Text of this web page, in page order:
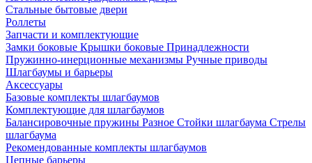
Стальные бытовые двери
Роллеты
Запчасти и комплектующие
Замки боковые Крышки боковые Принадлежности
Пружинно-инерционные механизмы Ручные приводы
Шлагбаумы и барьеры
Аксессуары
Базовые комплекты шлагбаумов
Комплектующие для шлагбаумов
Балансировочные пружины Разное Стойки шлагбаума Стрелы
шлагбаума
Рекомендованные комплекты шлагбаумов
Цепные барьеры